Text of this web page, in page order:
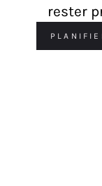
rester